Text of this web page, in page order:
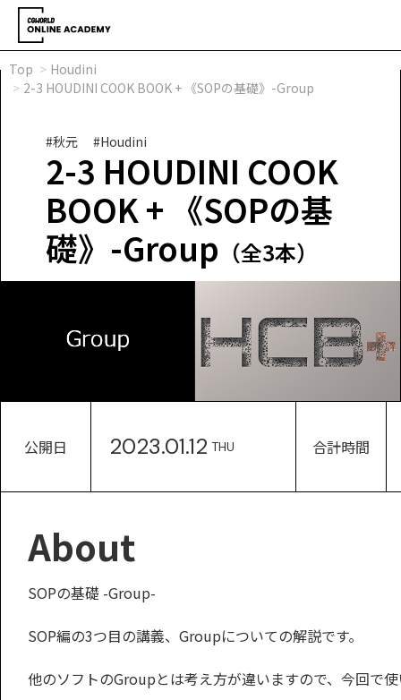
Top
Houdini
2-3 HOUDINI COOK BOOK + 《SOPの基礎》-Group
#秋元 #Houdini
2-3 HOUDINI COOK
BOOK + 《SOPの基
礎》-Group （全3本）
公開日 2023.01.12 THU 合計時間
About
SOPの基礎 -Group-
SOP編の3つ目の講義、Groupについての解説です。
他のソフトのGroupとは考え方が違いますので、今回で